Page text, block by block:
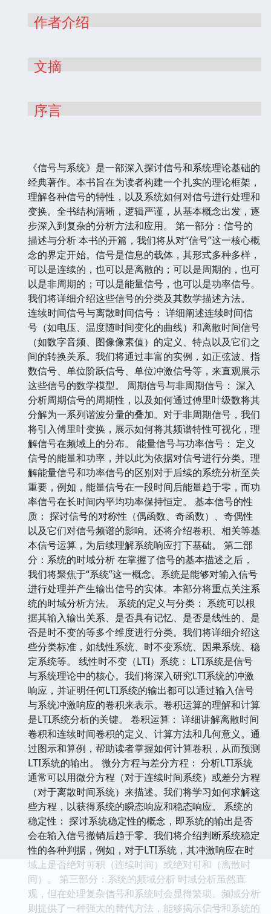
作者介绍
文摘
序言
《信号与系统》是一部深入探讨信号和系统理论基础的
经典著作。本书旨在为读者构建一个扎实的理论框架，
理解各种信号的特性，以及系统如何对信号进行处理和
变换。全书结构清晰，逻辑严谨，从基本概念出发，逐
步深入到复杂的分析方法和应用。 第一部分：信号的
描述与分析 本书的开篇，我们将从对“信号”这一核心概
念的界定开始。信号是信息的载体，其形式多种多样，
可以是连续的，也可以是离散的；可以是周期的，也可
以是非周期的；可以是能量信号，也可以是功率信号。
我们将详细介绍这些信号的分类及其数学描述方法。
连续时间信号与离散时间信号： 详细阐述连续时间信
号（如电压、温度随时间变化的曲线）和离散时间信号
（如数字音频、图像像素值）的定义、特点以及它们之
间的转换关系。我们将通过丰富的实例，如正弦波、指
数信号、单位阶跃信号、单位冲激信号等，来直观展示
这些信号的数学模型。 周期信号与非周期信号： 深入
分析周期信号的周期性，以及如何通过傅里叶级数将其
分解为一系列谐波分量的叠加。对于非周期信号，我们
将引入傅里叶变换，展示如何将其频谱特性可视化，理
解信号在频域上的分布。 能量信号与功率信号： 定义
信号的能量和功率，并以此为依据对信号进行分类。理
解能量信号和功率信号的区别对于后续的系统分析至关
重要，例如，能量信号在一段时间后能量趋于零，而功
率信号在长时间内平均功率保持恒定。 基本信号的性
质： 探讨信号的对称性（偶函数、奇函数）、奇偶性
以及它们对信号频谱的影响。还将介绍卷积、相关等基
本信号运算，为后续理解系统响应打下基础。 第二部
分：系统的时域分析 在掌握了信号的基本描述之后，
我们将聚焦于“系统”这一概念。系统是能够对输入信号
进行处理并产生输出信号的实体。本部分将重点关注系
统的时域分析方法。 系统的定义与分类： 系统可以根
据其输入输出关系、是否具有记忆、是否是线性的、是
否是时不变的等多个维度进行分类。我们将详细介绍这
些分类标准，如线性系统、时不变系统、因果系统、稳
定系统等。 线性时不变（LTI）系统： LTI系统是信号
与系统理论中的核心。我们将深入研究LTI系统的冲激
响应，并证明任何LTI系统的输出都可以通过输入信号
与系统冲激响应的卷积来表示。卷积运算的理解和计算
是LTI系统分析的关键。 卷积运算： 详细讲解离散时间
卷积和连续时间卷积的定义、计算方法和几何意义。通
过图示和算例，帮助读者掌握如何计算卷积，从而预测
LTI系统的输出。 微分方程与差分方程： 分析LTI系统
通常可以用微分方程（对于连续时间系统）或差分方程
（对于离散时间系统）来描述。我们将学习如何求解这
些方程，以获得系统的瞬态响应和稳态响应。 系统的
稳定性： 探讨系统稳定性的概念，即系统的输出是否
会在输入信号撤销后趋于零。我们将介绍判断系统稳定
性的各种判据，例如，对于LTI系统，其冲激响应在时
域上是否绝对可积（连续时间）或绝对可和（离散时
间）。 第三部分：系统的频域分析 时域分析虽然直
观，但在处理复杂信号和系统时会显得繁琐。频域分析
则提供了一种强大的替代方法，能够揭示信号和系统的